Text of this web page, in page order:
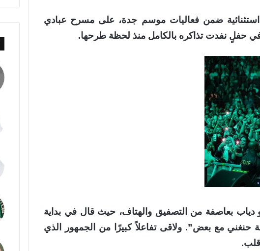
استثنائية ضمن فعاليات موسم جدة، على مسرح عبادي
بعاصفة من التصفيق والهتاف، حيث قال في بداية
حنغني مع بعض”. ولاقى تفاعلاً كبيرًا من الجمهور الذي